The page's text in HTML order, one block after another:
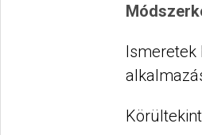
Ismeretek